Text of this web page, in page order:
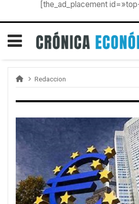
[the_ad_placement
Redaccion